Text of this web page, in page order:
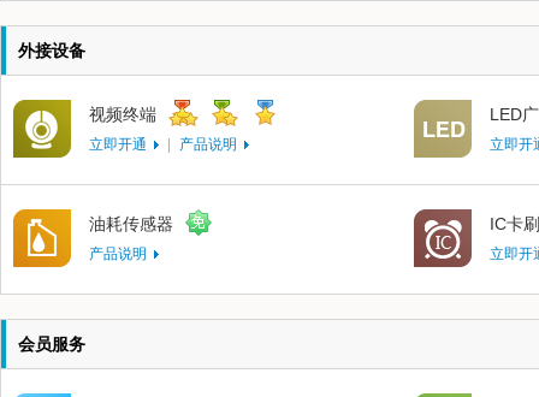
外接设备
视频终端
立即开通 产品说明
LED
立即开
油耗传感器
产品说明
IC卡
立即开
会员服务